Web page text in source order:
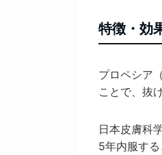
特徴・効
プロペシア
ことで、抜
日本皮膚科
5年内服す